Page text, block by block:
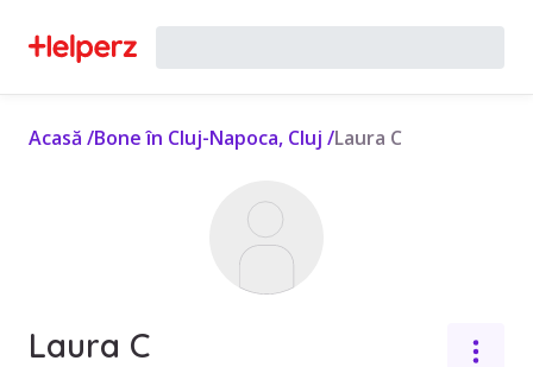
Acasă /Bone în Cluj-Napoca, Cluj /Laura C
Laura C